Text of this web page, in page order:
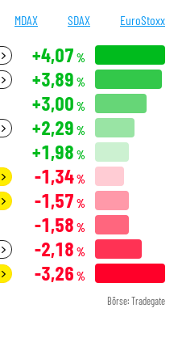
MDAX SDAX EuroStoxx
+4,07 %
+3,89 %
+3,00 %
+2,29 %
+1,98 %
-1,34%
-1,57 %
-1,58 %
-2,18 %
-3,26 %
Börse: Tradegate